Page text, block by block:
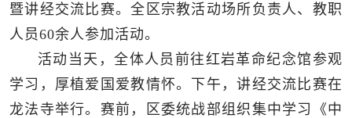
暨讲经交流比赛。全区宗教活动场所负责人、教职
人员60余人参加活动。
活动当天，全体人员前往红岩革命纪念馆参观
学习，厚植爱国爱教情怀。下午，讲经交流比赛在
龙法寺举行。赛前，区委统战部组织集中学习《中